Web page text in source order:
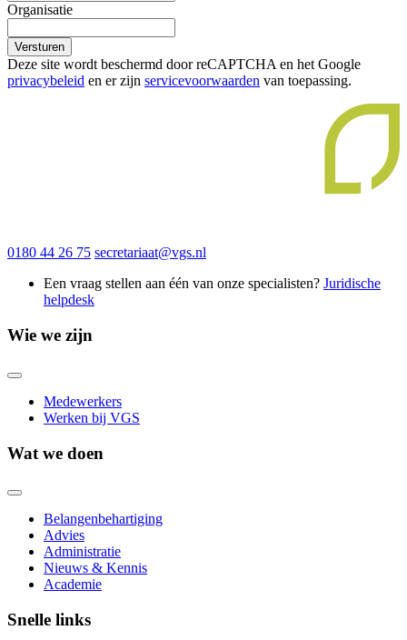
Organisatie
Versturen
Deze site wordt beschermd door reCAPTCHA en het Google
privacybeleid en er zijn servicevoorwaarden van toepassing.
0180 44 26 75 secretariaat@vgs.nl
Een vraag stellen aan één van onze specialisten? Juridische
helpdesk
Wie we zijn
Medewerkers
Werken bij VGS
Wat we doen
Belangenbehartiging
Advies
Administratie
Nieuws & Kennis
Academie
Snelle links